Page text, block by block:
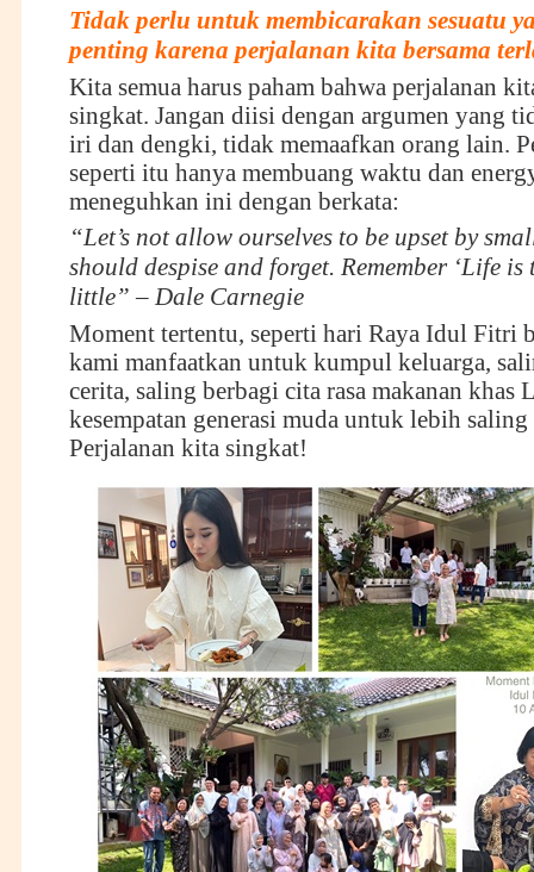
Tidak perlu untuk membicarakan sesuatu
penting karena perjalanan kita bersama
Kita semua harus paham bahwa perjalanan
singkat. Jangan diisi dengan argumen yang
iri dan dengki, tidak memaafkan orang lain.
seperti itu hanya membuang waktu dan
meneguhkan ini dengan berkata:
“Let’s not allow ourselves to be upset by
should despise and forget. Remember ‘Life
little” – Dale Carnegie
Moment tertentu, seperti hari Raya Idul Fitri
kami manfaatkan untuk kumpul keluarga,
cerita, saling berbagi cita rasa makanan khas
kesempatan generasi muda untuk lebih
Perjalanan kita singkat!